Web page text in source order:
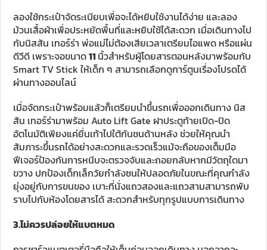
ลองใช้กระเป๋าจัดระเบียบเพื่อจะได้หยิบใช้งานได้ง่าย และลอง
ม้วนเสื้อผ้าเพื่อประหยัดพื้นที่และหยิบใช้ได้สะดวก เมื่อเดินทางไป
กับนิสสัน เทอร์ร่า พ่อแม่ไม่ต้องเสียเวลาเตรียมไอแพด หรือแผ่น
ดีวีดี เพราะจอขนาด11นิ้วสำหรับผู้โดยสารตอนหลังมาพร้อมกับ
Smart TV Stick ให้เด็ก ๆ สามารถเลือกดูการ์ตูนเรื่องโปรดได้
ผ่านทางออนไลน์
เมื่อจัดกระเป๋าพร้อมแล้วก็เตรียมนำขึ้นรถเพื่อออกเดินทาง นิส
สัน เทอร์ร่ามาพร้อม Auto Lift Gate ฝาประตูท้ายเปิด-ปิด
อัตโนมัติเพียงแค่ยื่นเท้าไปใต้กันชนด้านหลัง ช่วยให้คุณนำ
สัมภาระขึ้นรถได้อย่างสะดวกและรวดเร็วแม้จะถือของเต็มมือ
ฟีเจอร์ป้องกันการหนีบจะตรวจจับและถอยกลับหากมีวัตถุใดมา
ขวาง ปกป้องเด็กเล็กวัยกำลังซนให้ปลอดภัยในขณะที่คุณกำลัง
ยุ่งอยู่กับการขนของ เบาะที่นั่งแถวสองและแถวสามสามารถพับ
ราบไปกับห้องโดยสารได้ สะดวกสำหรับทุกรูปแบบการเดินทาง
3.ไม่ควรปล่อยให้แบตหมด